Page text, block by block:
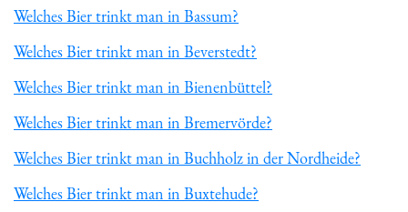
Welches Bier trinkt man in Bassum?
Welches Bier trinkt man in Beverstedt?
Welches Bier trinkt man in Bienenbüttel?
Welches Bier trinkt man in Bremervörde?
Welches Bier trinkt man in Buchholz in der Nordheide?
Welches Bier trinkt man in Buxtehude?